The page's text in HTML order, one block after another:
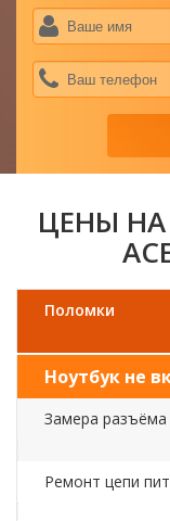
ЦЕНЫ
Поломки
Ноутбук не
Замера разъёма
Ремонт цепи